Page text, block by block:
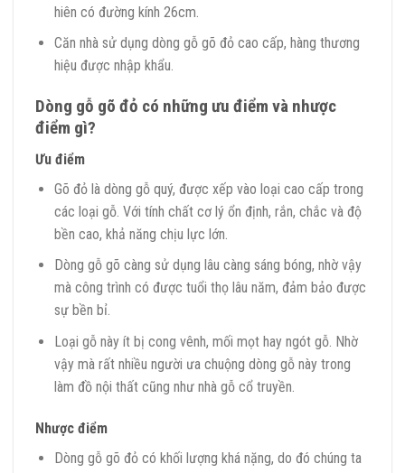
hiên có đường kính 26cm.
Căn nhà sử dụng dòng gỗ gõ đỏ cao cấp, hàng thương
hiệu được nhập khẩu.
Dòng gỗ gõ đỏ có những ưu điểm và nhược
điểm gì?
Ưu điểm
Gõ đỏ là dòng gỗ quý, được xếp vào loại cao cấp trong
các loại gỗ. Với tính chất cơ lý ổn định, rắn, chắc và độ
bền cao, khả năng chịu lực lớn.
Dòng gỗ gõ càng sử dụng lâu càng sáng bóng, nhờ vậy
mà công trình có được tuổi thọ lâu năm, đảm bảo được
sự bền bỉ.
Loại gỗ này ít bị cong vênh, mối mọt hay ngót gỗ. Nhờ
vậy mà rất nhiều người ưa chuộng dòng gỗ này trong
làm đồ nội thất cũng như nhà gỗ cổ truyền.
Nhược điểm
Dòng gỗ gõ đỏ có khối lượng khá nặng, do đó chúng ta